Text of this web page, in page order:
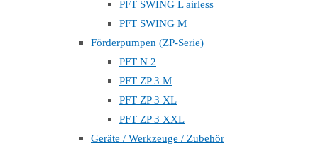
PFT SWING L airless
PFT SWING M
Förderpumpen (ZP-Serie)
PFT N 2
PFT ZP 3 M
PFT ZP 3 XL
PFT ZP 3 XXL
Geräte / Werkzeuge / Zubehör